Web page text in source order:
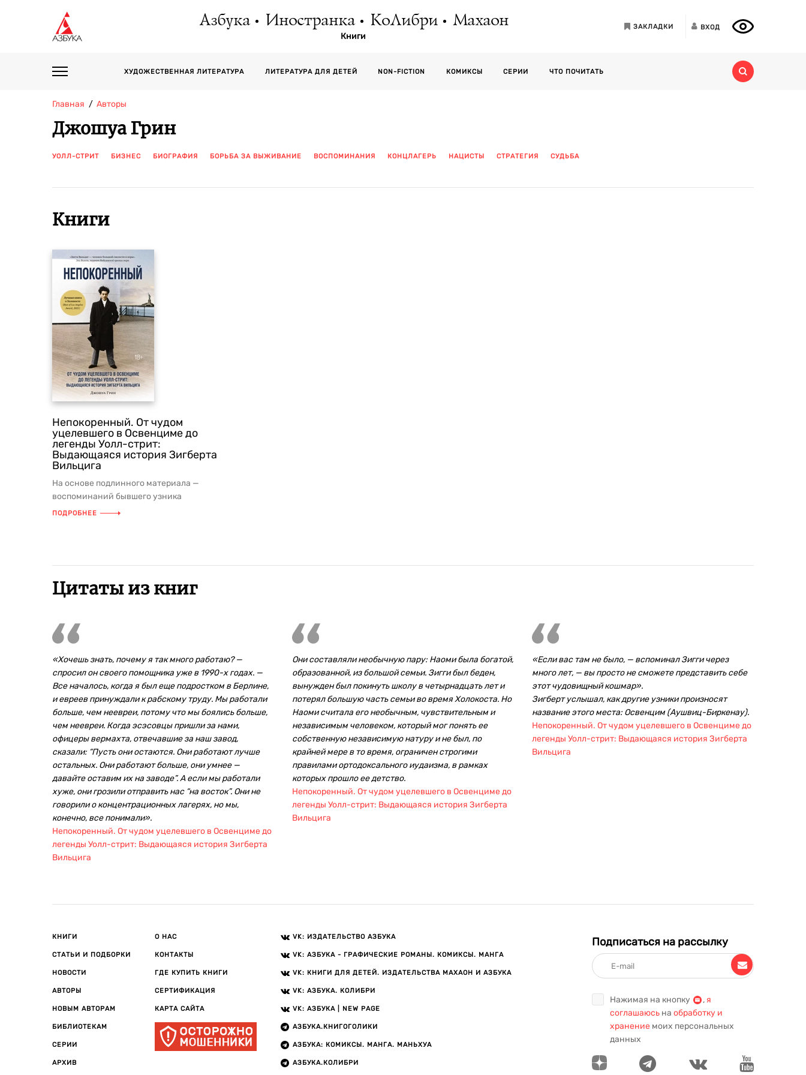
Азбука Иностранка КоЛибри Махаон
Книги
ЗАКЛАДКИ ВХОД
ХУДОЖЕСТВЕННАЯ ЛИТЕРАТУРА ЛИТЕРАТУРА ДЛЯ ДЕТЕЙ NON-FICTION КОМИКСЫ СЕРИИ ЧТО ПОЧИТАТЬ
Главная Авторы
Джошуа Грин
УОЛЛ-СТРИТ БИЗНЕС БИОГРАФИЯ БОРЬБА ЗА ВЫЖИВАНИЕ ВОСПОМИНАНИЯ КОНЦЛАГЕРЬ НАЦИСТЫ СТРАТЕГИЯ СУДЬБА
Книги
Непокоренный. От чудом
уцелевшего в Освенциме до
легенды Уолл-стрит:
Выдающаяся история Зигберта
Вильцига
На основе подлинного материала —
воспоминаний бывшего узника
нацистских концлагерей, а
ПОДРОБНЕЕ
Цитаты из книг
«Хочешь знать, почему я так много работаю? —
спросил он своего помощника уже в 1990-х годах. —
Все началось, когда я был еще подростком в Берлине,
и евреев принуждали к рабскому труду. Мы работали
больше, чем неевреи, потому что мы боялись больше,
чем неевреи. Когда эсэсовцы пришли за нами,
офицеры вермахта, отвечавшие за наш завод,
сказали: “Пусть они остаются. Они работают лучше
остальных. Они работают больше, они умнее —
давайте оставим их на заводе”. А если мы работали
хуже, они грозили отправить нас “на восток”. Они не
говорили о концентрационных лагерях, но мы,
конечно, все понимали».
Непокоренный. От чудом уцелевшего в Освенциме до
легенды Уолл-стрит: Выдающаяся история Зигберта
Вильцига
Они составляли необычную пару: Наоми была богатой,
образованной, из большой семьи. Зигги был беден,
вынужден был покинуть школу в четырнадцать лет и
потерял большую часть семьи во время Холокоста. Но
Наоми считала его необычным, чувствительным и
независимым человеком, который мог понять ее
собственную независимую натуру и не был, по
крайней мере в то время, ограничен строгими
правилами ортодоксального иудаизма, в рамках
которых прошло ее детство.
Непокоренный. От чудом уцелевшего в Освенциме до
легенды Уолл-стрит: Выдающаяся история Зигберта
Вильцига
«Если вас там не было, — вспоминал Зигги через
много лет, — вы просто не сможете представить себе
этот чудовищный кошмар».
Зигберт услышал, как другие узники произносят
название этого места: Освенцим (Аушвиц-Биркенау).
Непокоренный. От чудом уцелевшего в Освенциме до
легенды Уолл-стрит: Выдающаяся история Зигберта
Вильцига
КНИГИ
СТАТЬИ И ПОДБОРКИ
НОВОСТИ
АВТОРЫ
НОВЫМ АВТОРАМ
БИБЛИОТЕКАМ
СЕРИИ
АРХИВ
О НАС
КОНТАКТЫ
ГДЕ КУПИТЬ КНИГИ
СЕРТИФИКАЦИЯ
КАРТА САЙТА
VK: ИЗДАТЕЛЬСТВО АЗБУКА
VK: АЗБУКА - ГРАФИЧЕСКИЕ РОМАНЫ. КОМИКСЫ. МАНГА
VK: КНИГИ ДЛЯ ДЕТЕЙ. ИЗДАТЕЛЬСТВА МАХАОН И АЗБУКА
VK: АЗБУКА. КОЛИБРИ
VK: АЗБУКА | NEW PAGE
АЗБУКА.КНИГОГОЛИКИ
АЗБУКА: КОМИКСЫ. МАНГА. МАНЬХУА
АЗБУКА.КОЛИБРИ
Подписаться на рассылку
Нажимая на кнопку , я
соглашаюсь на обработку и
хранение моих персональных
данных